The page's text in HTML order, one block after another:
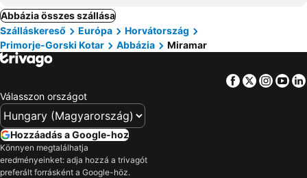
Abbázia összes szállása
Szálláskereső
Európa
Horvátország
Primorje-Gorski Kotar
Abbázia Miramar
Facebook
Twitter
Válasszon országot
Hozzáadás a Google-hoz
Könnyen megtalálhatja
eredményeinket: adja hozzá a trivagót
preferált forrásként a Google-höz.